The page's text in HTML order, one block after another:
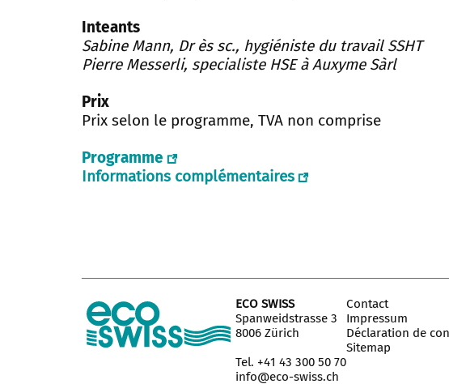
Inteants
Sabine Mann, Dr ès sc., hygiéniste du travail SSHT
Pierre Messerli, specialiste HSE à Auxyme Sàrl
Prix
Prix selon le programme, TVA non comprise
Programme
Informations complémentaires
ECO SWISS
Spanweidstrasse 3
8006 Zürich
Tel. +41 43 300 50 70
info@eco-swiss.ch
Contact
Impressum
Déclaration de
Sitemap